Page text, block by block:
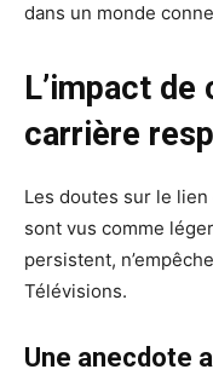
dans un monde
L’impact
carrière
Les doutes sur le lien
sont vus comme
persistent,
Télévisions.
Une anecdote